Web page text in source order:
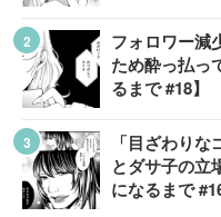
フォロワー減
ため酔っ払っ
るまで #18】
「目ざわり
とダサ子の立
になるまで